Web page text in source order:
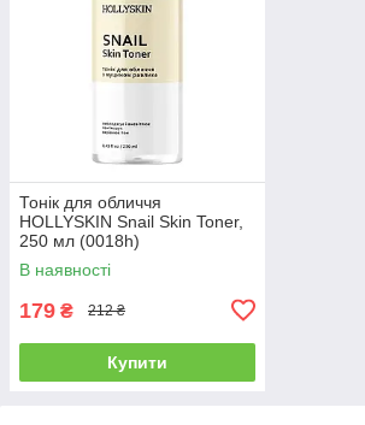
Тонік для обличчя
HOLLYSKIN Snail Skin Toner,
250 мл (0018h)
В наявності
179 ₴ 212 ₴
Купити